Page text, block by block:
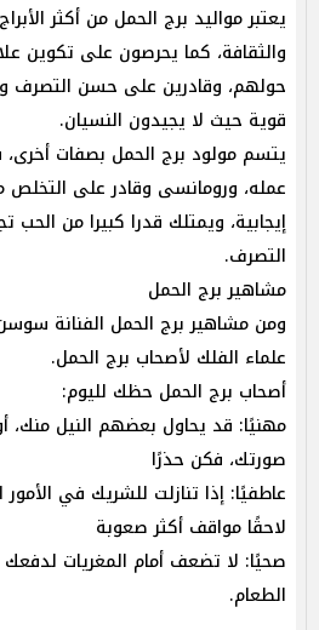
يعتبر مواليد برج الحمل من أكثر
والثقافة، كما يحرصون على تكوين
حولهم، وقادرين على حسن التصرف
قوية حيث لا يجيدون النسيان.
يتسم مولود برج الحمل بصفات
عمله، ورومانسى وقادر على
إيجابية، ويمتلك قدرا كبيرا من
التصرف.
مشاهير برج الحمل
ومن مشاهير برج الحمل الفنانة
علماء الفلك لأصحاب برج الحمل.
أصحاب برج الحمل حظك لليوم:
مهنيًا: قد يحاول بعضهم النيل منك،
صورتك، فكن حذرًا
عاطفيًا: إذا تنازلت للشريك في
لاحقًا مواقف أكثر صعوبة
صحيًا: لا تضعف أمام المغريات لدفعك
الطعام.